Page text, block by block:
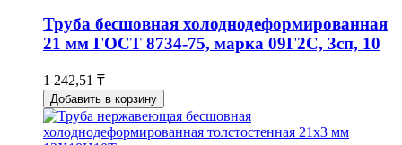
Труба бесшовная холоднодеформированная
21 мм ГОСТ 8734-75, марка 09Г2С, 3сп, 10
1 242,51 ₸
Добавить в корзину